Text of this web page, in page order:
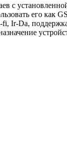
с
его как
Ir-Da,